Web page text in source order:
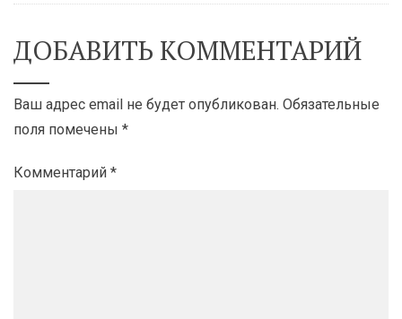
ДОБАВИТЬ КОММЕНТАРИЙ
Ваш адрес email не будет опубликован. Обязательные
поля помечены *
Комментарий *